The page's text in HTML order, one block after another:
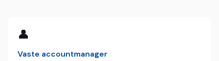
👤
Vaste accountmanager